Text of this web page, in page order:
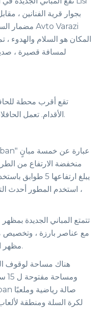
لمسافة قصيرة ،
الأقدام. تعمل الحافلات الصغيرة في المنطقة المحيطة.
منخفضة الارتفاع من
يبلغ ارتفاعها 5
، استخدم المطور أحدث
تتمتع المباني الجديدة
مع عناصر بارزة ، وتخصيص
مظهر المباني السكنية غير عادي وجذاب.
لكرة السلة ومنطقة